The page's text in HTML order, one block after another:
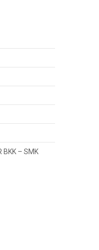
BKK – SMK